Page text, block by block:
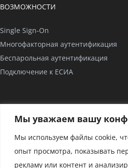
Мы уважаем вашу
Мы используем файлы cookie,
опыт просмотра, показывать
рекламу или контент и
ВОЗМОЖНОСТИ
Single Sign-On
Многофакторная аутентификация
Беспарольная аутентификация
Подключение к ЕСИА
О нас